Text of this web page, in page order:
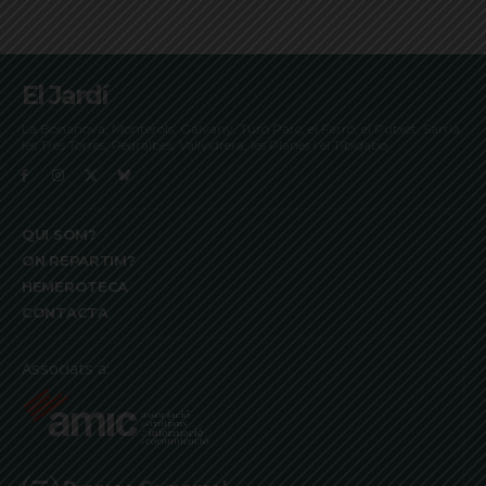
El Jardí
La Bonanova, Monterols, Galvany, Turó Parc, el Farró, el Putxet, Sarrià,
les Tres Torres, Pedralbes, Vallvidrera, les Planes i el Tibidabo
QUI SOM?
ON REPARTIM?
HEMEROTECA
CONTACTA
Associats a: